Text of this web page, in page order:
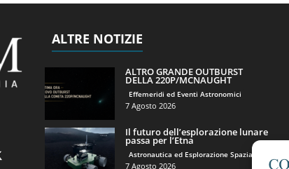
ALTRE NOTIZIE
ALTRO GRANDE OUTBURST
DELLA 220P/MCNAUGHT
Effemeridi ed Eventi Astronomici
7 Agosto 2026
Il futuro dell’esplorazione lunare
passa per l’Etna
Astronautica ed Esplorazione Spaziale
7 Agosto 2026